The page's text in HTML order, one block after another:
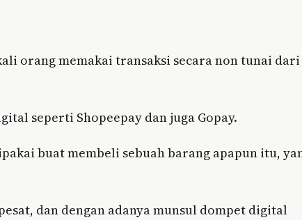
orang memakai transaksi secara non tunai dari
seperti Shopeepay dan juga Gopay.
buat membeli sebuah barang apapun itu,
dan dengan adanya munsul dompet digital